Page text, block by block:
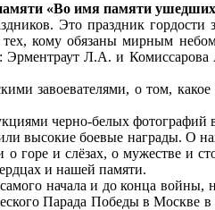
«Во имя памяти
Это праздник
кому обязаны мирным
Л.А. и
завоевателями, о том,
черно-белых
высокие боевые награды. О
горе и слёзах, о мужестве
и нашей памяти.
начала и до конца
Парада Победы в